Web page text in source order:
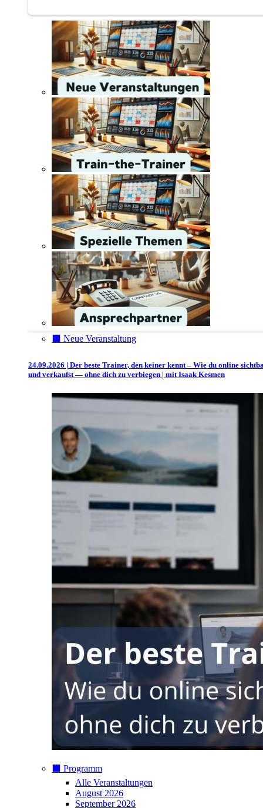
⬛️ Neue Veranstaltung
24.09.2026 | Der beste Trainer, den keiner kennt – Wie du online
und verkaufst — ohne dich zu verbiegen | mit Isaak Kesmen
⬛️ Programm
Alle Veranstaltungen
August 2026
September 2026